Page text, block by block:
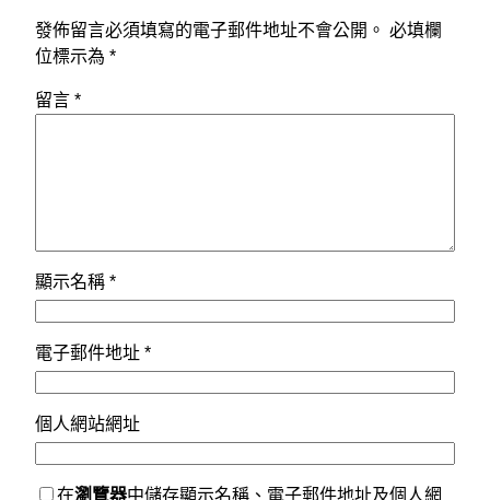
發佈留言必須填寫的電子郵件地址不會公開。 必填欄
位標示為 *
留言 *
顯示名稱 *
電子郵件地址 *
個人網站網址
在瀏覽器中儲存顯示名稱、電子郵件地址及個人網